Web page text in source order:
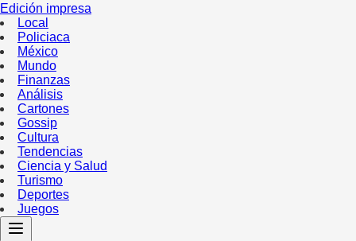
Edición impresa
Local
Policiaca
México
Mundo
Finanzas
Análisis
Cartones
Gossip
Cultura
Tendencias
Ciencia y Salud
Turismo
Deportes
Juegos